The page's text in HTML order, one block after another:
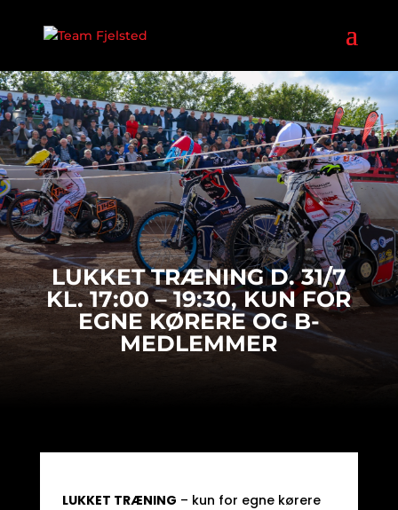
LUKKET TRÆNING D. 31/7
KL. 17:00 – 19:30, KUN FOR
EGNE KØRERE OG B-
MEDLEMMER
LUKKET TRÆNING – kun for egne kørere